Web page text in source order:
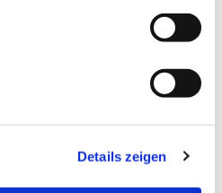
Details zeigen